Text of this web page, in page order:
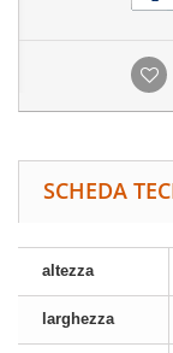
SCHEDA
altezza
larghezza